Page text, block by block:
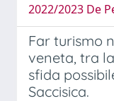
2022/2023 De
Far turismo
veneta, tra
sfida
Saccisica.